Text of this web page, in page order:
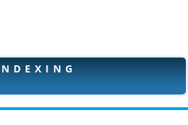
D E X I N G